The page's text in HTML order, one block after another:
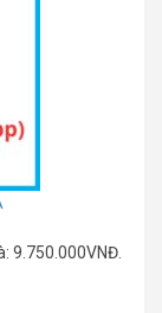
9.750.000VNĐ.